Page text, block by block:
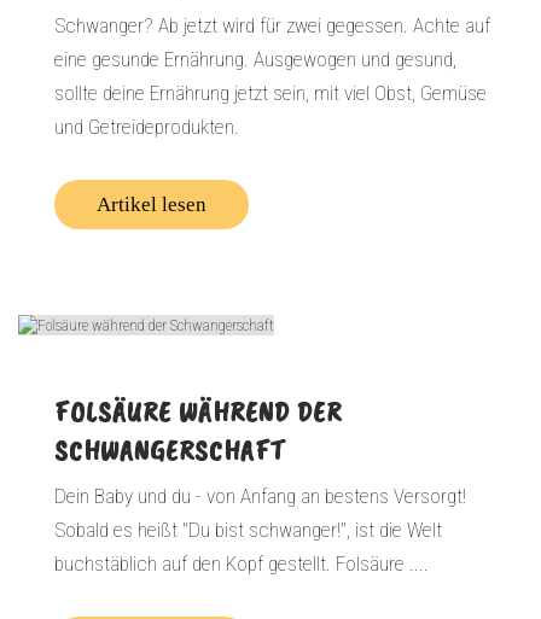
Schwanger? Ab jetzt wird für zwei gegessen. Achte auf
eine gesunde Ernährung. Ausgewogen und gesund,
sollte deine Ernährung jetzt sein, mit viel Obst, Gemüse
und Getreideprodukten.
Artikel lesen
FOLSÄURE WÄHREND DER
SCHWANGERSCHAFT
Dein Baby und du - von Anfang an bestens Versorgt!
Sobald es heißt "Du bist schwanger!", ist die Welt
buchstäblich auf den Kopf gestellt. Folsäure ....